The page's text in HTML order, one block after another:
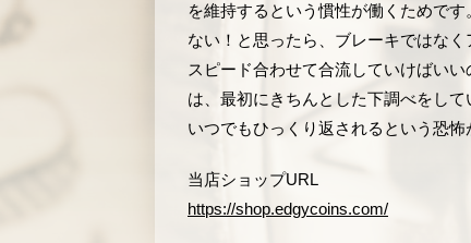
を維持するという慣性が働くためで
ない！と思ったら、ブレーキではな
スピード合わせて合流していけばい
は、最初にきちんとした下調べをし
いつでもひっくり返されるという恐
当店ショップURL
https://shop.edgycoins.com/